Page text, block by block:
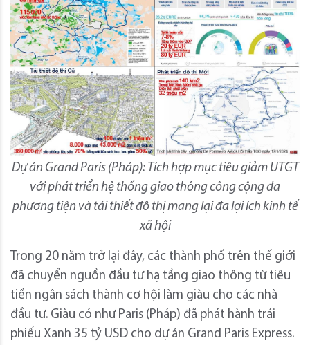
Dự án Grand Paris (Pháp): Tích hợp mục tiêu giảm UTGT
với phát triển hệ thống giao thông công cộng đa
phương tiện và tái thiết đô thị mang lại đa lợi ích kinh tế
xã hội
Trong 20 năm trở lại đây, các thành phố trên thế giới
đã chuyển nguồn đầu tư hạ tầng giao thông từ tiêu
tiền ngân sách thành cơ hội làm giàu cho các nhà
đầu tư. Giàu có như Paris (Pháp) đã phát hành trái
phiếu Xanh 35 tỷ USD cho dự án Grand Paris Express.